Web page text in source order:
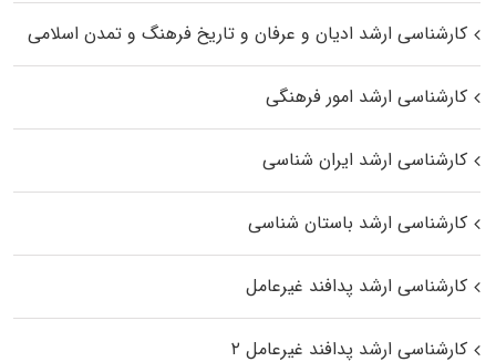
کارشناسی ارشد ادیان و عرفان و تاریخ فرهنگ و تمدن اسلامی
کارشناسی ارشد امور فرهنگی
کارشناسی ارشد ایران شناسی
کارشناسی ارشد باستان شناسی
کارشناسی ارشد پدافند غیرعامل
کارشناسی ارشد پدافند غیرعامل ۲